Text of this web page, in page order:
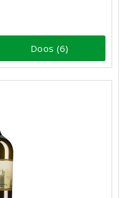
Doos (6)